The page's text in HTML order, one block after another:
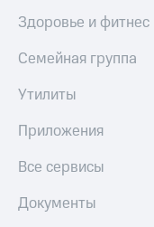
Здоровье и фитнес
Семейная группа
Утилиты
Приложения
Все сервисы
Документы